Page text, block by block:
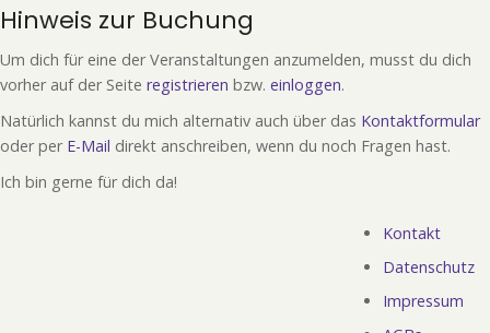
Hinweis zur Buchung
Um dich für eine der Veranstaltungen anzumelden, musst du dich
vorher auf der Seite registrieren bzw. einloggen.
Natürlich kannst du mich alternativ auch über das Kontaktformular
oder per E-Mail direkt anschreiben, wenn du noch Fragen hast.
Ich bin gerne für dich da!
Fußzeile
Kontakt
Datenschutz
Impressum